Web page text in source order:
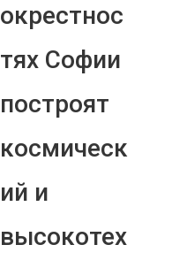
окрестнос
тях Софии
построят
космическ
ий и
высокотех